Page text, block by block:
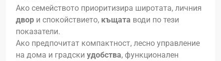
Ако семейството приоритизира широтата, личния
двор и спокойствието, къщата води по тези
показатели.
Ако предпочитат компактност, лесно управление
на дома и градски удобства, функционален